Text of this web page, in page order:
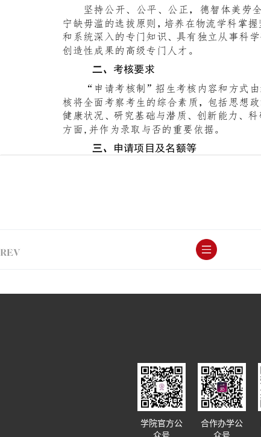
学院官方公
众号
合作办学公
众号